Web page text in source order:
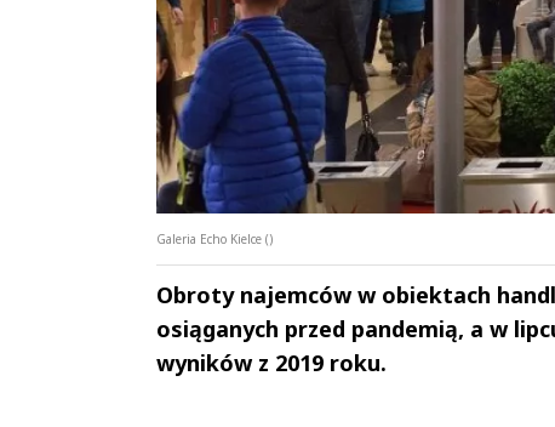
Galeria Echo Kielce ()
Obroty najemców w obiektach
osiąganych przed pandemią, a w
wyników z 2019 roku.
Andrzej i Marta